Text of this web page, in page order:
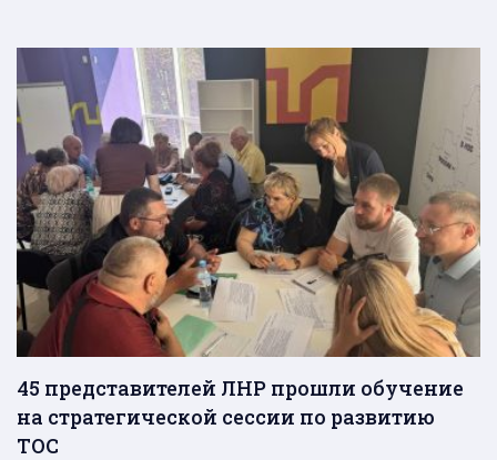
45 представителей ЛНР прошли обучение
на стратегической сессии по развитию
ТОС